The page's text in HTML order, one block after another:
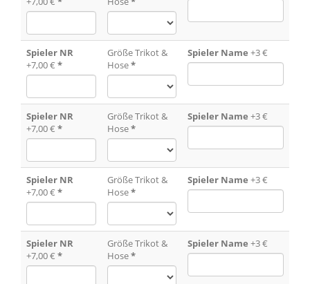
Spieler NR
+7,00 € *
Größe Trikot &
Hose*
Spieler Name +3 €
Spieler NR
+7,00 € *
Größe Trikot &
Hose*
Spieler Name +3 €
Spieler NR
+7,00 € *
Größe Trikot &
Hose*
Spieler Name +3 €
Spieler NR
+7,00 € *
Größe Trikot &
Hose*
Spieler Name +3 €